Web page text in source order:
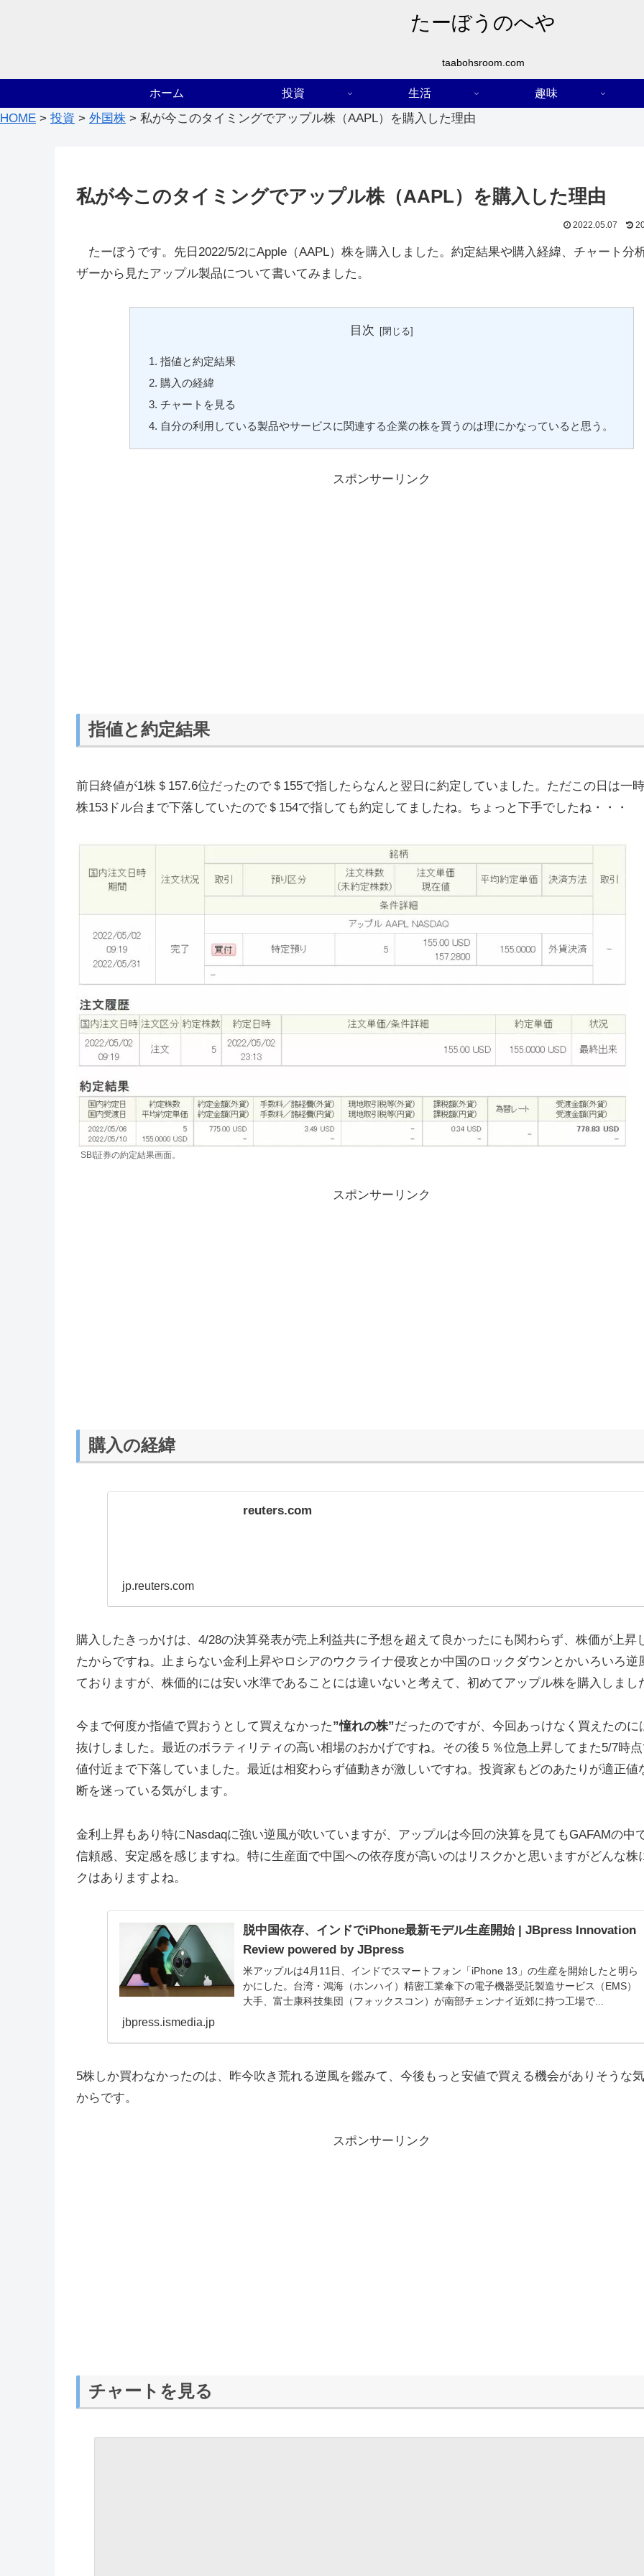
たーぼうのへや
taabohsroom.com
ホーム 投資 生活 趣味
HOME > 投資 > 外国株 > 私が今このタイミングでアップル株（AAPL）を購入した理由
私が今このタイミングでアップル株（AAPL）を購入した理由
2022.05.07
たーぼうです。先日2022/5/2にApple（AAPL）株を購入しました。約定結果や購入経緯、チャート分
ザーから見たアップル製品について書いてみました。
目次
指値と約定結果
購入の経緯
チャートを見る
自分の利用している製品やサービスに関連する企業の株を買うのは理にかなっていると思う。
スポンサーリンク
指値と約定結果
前日終値が1株＄157.6位だったので＄155で指したらなんと翌日に約定していました。ただこの日は一
株153ドル台まで下落していたので＄154で指しても約定してましたね。ちょっと下手でしたね・・・
SBI証券の約定結果画面。
スポンサーリンク
購入の経緯
reuters.com
jp.reuters.com
購入したきっかけは、4/28の決算発表が売上利益共に予想を超えて良かったにも関わらず、株価が上昇
たからですね。止まらない金利上昇やロシアのウクライナ侵攻とか中国のロックダウンとかいろいろ逆
ておりますが、株価的には安い水準であることには違いないと考えて、初めてアップル株を購入しまし
今まで何度か指値で買おうとして買えなかった”憧れの株”だったのですが、今回あっけなく買えたのに
抜けしました。最近のボラティリティの高い相場のおかげですね。その後５％位急上昇してまた5/7時
値付近まで下落していました。最近は相変わらず値動きが激しいですね。投資家もどのあたりが適正値
断を迷っている気がします。
金利上昇もあり特にNasdaqに強い逆風が吹いていますが、アップルは今回の決算を見てもGAFAMの中
信頼感、安定感を感じますね。特に生産面で中国への依存度が高いのはリスクかと思いますがどんな株
クはありますよね。
脱中国依存、インドでiPhone最新モデル生産開始 | JBpress Innovation
Review powered by JBpress
米アップルは4月11日、インドでスマートフォン「iPhone 13」の生産を開始したと明ら
かにした。台湾・鴻海（ホンハイ）精密工業傘下の電子機器受託製造サービス（EMS）
大手、富士康科技集団（フォックスコン）が南部チェンナイ近郊に持つ工場で...
jbpress.ismedia.jp
5株しか買わなかったのは、昨今吹き荒れる逆風を鑑みて、今後もっと安値で買える機会がありそうな
からです。
スポンサーリンク
チャートを見る